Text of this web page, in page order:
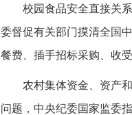
校园食品安全直接关
委督促有关部门摸清全国
餐费、插手招标采购、收
农村集体资金、资产
问题，中央纪委国家监委